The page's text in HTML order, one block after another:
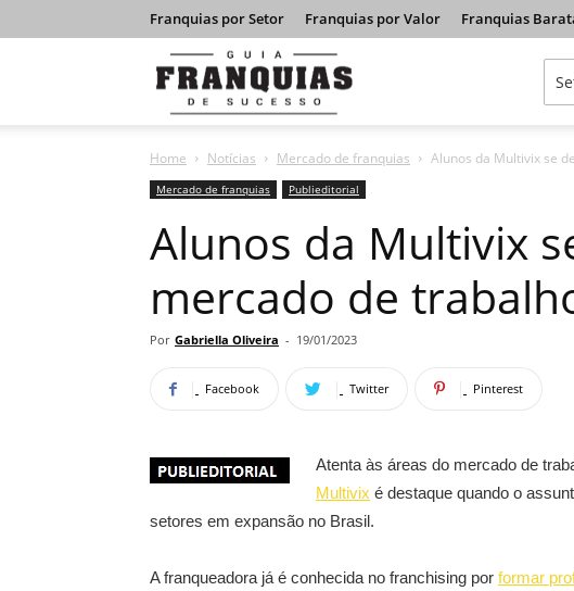
Franquias por Setor Franquias por Valor Franquias
Franquias
Sucesso
Home Notícias Mercado de franquias Alunos da Multivix se
Mercado de franquias Publieditorial
Alunos da Multivix
mercado de
Por Gabriella Oliveira - 19/01/2023
Facebook Twitter Pinterest
Atenta às áreas do mercado de
Multivix é destaque quando o
setores em expansão no Brasil.
A franqueadora já é conhecida no franchising por formar